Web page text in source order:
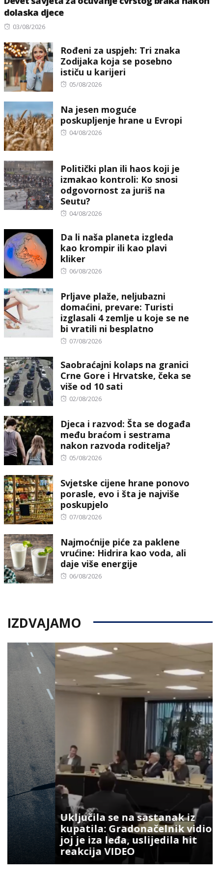
dolaska djece
Posted
03/08/2026
Rođeni za uspjeh: Tri znaka
Zodijaka koja se posebno
ističu u karijeri
Posted
05/08/2026
Na jesen moguće
poskupljenje hrane u Evropi
Posted
04/08/2026
Politički plan ili haos koji je
izmakao kontroli: Ko snosi
odgovornost za juriš na
Seutu?
Posted
04/08/2026
Da li naša planeta izgleda
kao krompir ili kao plavi
kliker
Posted
06/08/2026
Prljave plaže, neljubazni
domaćini, prevare: Turisti
izglasali 4 zemlje u koje se ne
bi vratili ni besplatno
Posted
07/08/2026
Saobraćajni kolaps na granici
Crne Gore i Hrvatske, čeka se
više od 10 sati
Posted
02/08/2026
Djeca i razvod: Šta se događa
među braćom i sestrama
nakon razvoda roditelja?
Posted
05/08/2026
Svjetske cijene hrane ponovo
porasle, evo i šta je najviše
poskupjelo
Posted
07/08/2026
Najmoćnije piće za paklene
vrućine: Hidrira kao voda, ali
daje više energije
Posted
06/08/2026
IZDVAJAMO
Uključila se na sastanak iz
kupatila: Gradonačelnik vidio šta
joj je iza leđa, uslijedila hit
reakcija VIDEO